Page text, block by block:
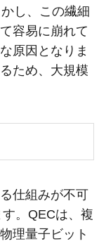
し、この繊細
容易に崩れて
原因となりま
ため、大規模
仕組みが不可
す。QECは、複
理量子ビット